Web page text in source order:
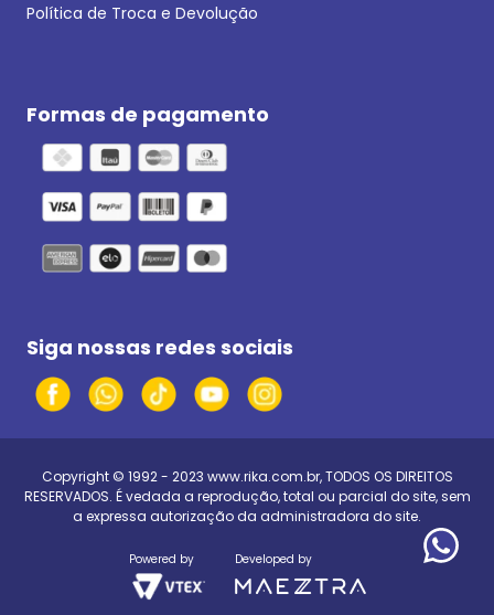
Política de Troca e Devolução
Formas de pagamento
Siga nossas redes sociais
Copyright © 1992 - 2023 www.rika.com.br, TODOS OS DIREITOS
RESERVADOS. É vedada a reprodução, total ou parcial do site, sem
a expressa autorização da administradora do site.
Powered by Developed by